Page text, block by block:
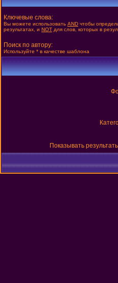
Ключевые слова:
Вы можете использовать AND чтобы
результатах, и NOT для слов, которых в
Поиск по автору:
Используйте * в качестве шаблона
Показывать